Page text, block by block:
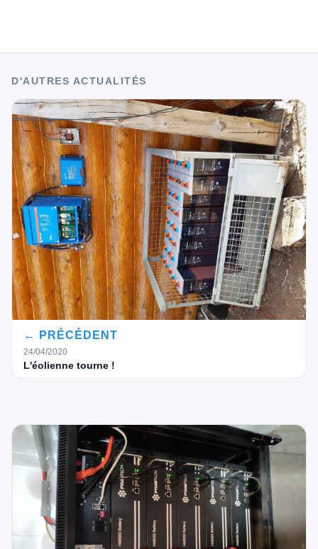
D'AUTRES ACTUALITÉS
← PRÉCÉDENT
24/04/2020
L'éolienne tourne !